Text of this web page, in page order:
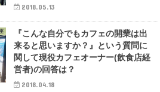
2018.05.13
『こんな自分でもカフェの開業は出
来ると思いますか？』という質問に
関して現役カフェオーナー(飲食店経
営者)の回答は？
2018.04.18